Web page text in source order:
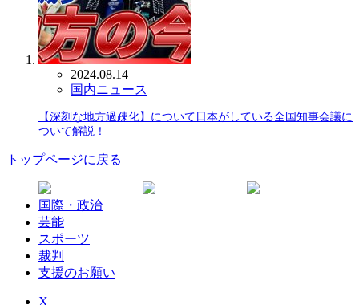
2024.08.14
国内ニュース
【深刻な地方過疎化】について日本がしている全国知事会議に
ついて解説！
トップページに戻る
国際・政治
芸能
スポーツ
裁判
支援のお願い
X